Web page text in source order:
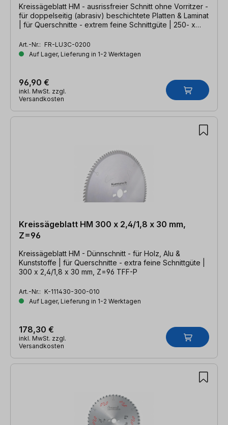
Kreissägeblatt HM - ausrissfreier Schnitt ohne Vorritzer -
für doppelseitig (abrasiv) beschichtete Platten & Laminat
| für Querschnitte - extrem feine Schnittgüte | 250- x
Art.-Nr.: FR-LU3C-0200
Auf Lager, Lieferung in 1-2 Werktagen
96,90 €
inkl. MwSt. zzgl.
Versandkosten
Kreissägeblatt HM 300 x 2,4/1,8 x 30 mm,
Z=96
Kreissägeblatt HM - Dünnschnitt - für Holz, Alu &
Kunststoffe | für Querschnitte - extra feine Schnittgüte |
300 x 2,4/1,8 x 30 mm, Z=96 TFF-P
Art.-Nr.: K-111430-300-010
Auf Lager, Lieferung in 1-2 Werktagen
178,30 €
inkl. MwSt. zzgl.
Versandkosten